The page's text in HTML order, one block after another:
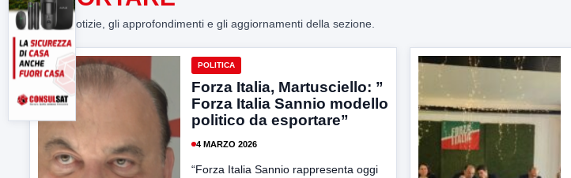
Tutte le notizie, gli approfondimenti e gli aggiornamenti della sezione.
POLITICA
Forza Italia, Martusciello: ”
Forza Italia Sannio modello
politico da esportare”
4 MARZO 2026
“Forza Italia Sannio rappresenta oggi